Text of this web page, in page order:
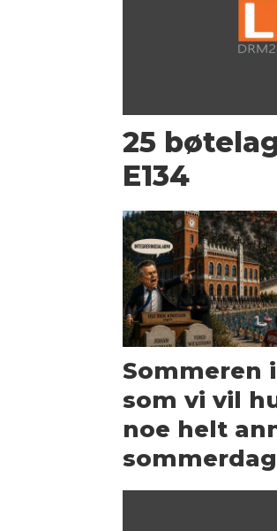
25
E134
Sommeren
som vi vil
noe helt